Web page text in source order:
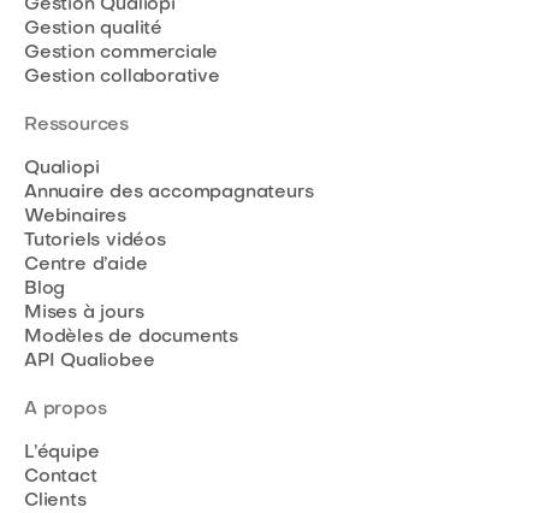
Gestion Qualiopi
Gestion qualité
Gestion commerciale
Gestion collaborative
Ressources
Qualiopi
Annuaire des accompagnateurs
Webinaires
Tutoriels vidéos
Centre d’aide
Blog
Mises à jours
Modèles de documents
API Qualiobee
A propos
L’équipe
Contact
Clients